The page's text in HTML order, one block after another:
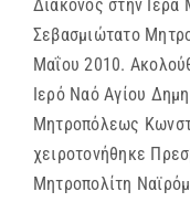
Διάκονος στην
Σεβασμιώτατο
Μαΐου 2010.
Ιερό Ναό Αγίου
Μητροπόλεως
χειροτονήθηκε
Μητροπολίτη